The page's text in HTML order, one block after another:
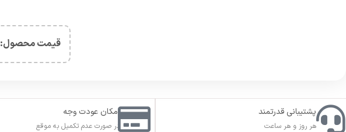
قیمت محصول:​
پشتیبانی قدرتمند
هر روز و هر ساعت
امکان عودت وجه
در صورت عدم تکمیل به موقع